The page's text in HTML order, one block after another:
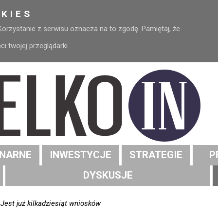
z serwisu oznacza na to zgodę. Pamiętaj, że
twojej przeglądarki.
INWESTYCJE STRATEGIE
DYSKUSJE
już kilkadziesiąt wniosków